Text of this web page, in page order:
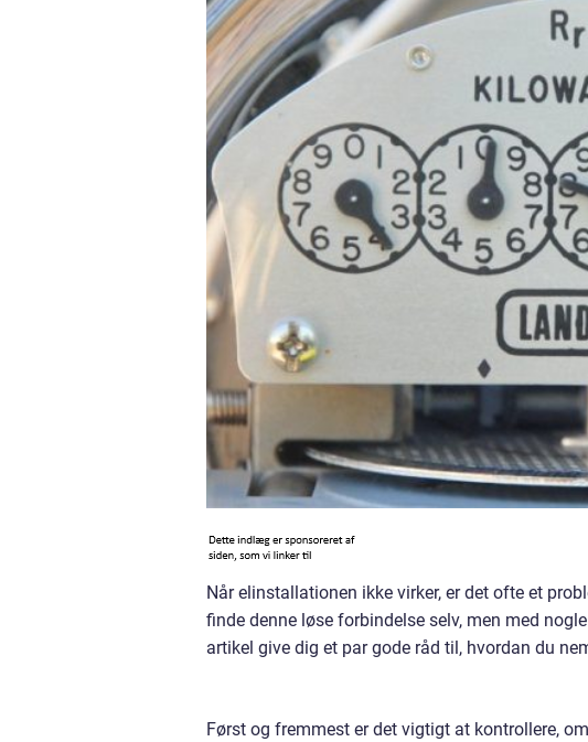
Når elinstallationen ikke virker, er det ofte et
finde denne løse forbindelse selv, men med
artikel give dig et par gode råd til, hvordan du
Først og fremmest er det vigtigt at kontrollere,